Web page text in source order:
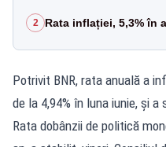
2 Rata inflației, 5,3% în
Potrivit BNR, rata anuală a
de la 4,94% în luna iunie, şi
Rata dobânzii de politică